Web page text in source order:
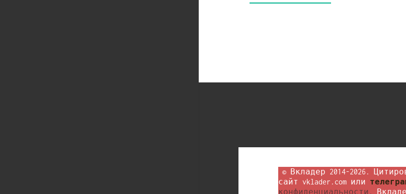
© Вкладер 2014-2026. Цитирование разрешается с гиперссылкой на
сайт vklader.com или
конфиденциальности.